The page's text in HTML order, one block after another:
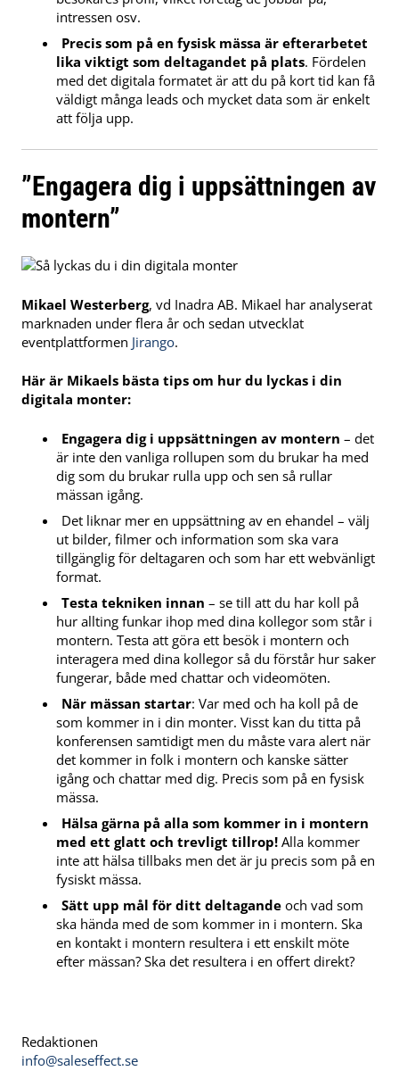
intressen osv.
Precis som på en fysisk mässa är efterarbetet
lika viktigt som deltagandet på plats. Fördelen
med det digitala formatet är att du på kort tid kan få
väldigt många leads och mycket data som är enkelt
att följa upp.
”Engagera dig i uppsättningen av
montern”
Mikael Westerberg, vd Inadra AB. Mikael har analyserat
marknaden under flera år och sedan utvecklat
eventplattformen Jirango.
Här är Mikaels bästa tips om hur du lyckas i din
digitala monter:
Engagera dig i uppsättningen av montern – det
är inte den vanliga rollupen som du brukar ha med
dig som du brukar rulla upp och sen så rullar
mässan igång.
Det liknar mer en uppsättning av en ehandel – välj
ut bilder, filmer och information som ska vara
tillgänglig för deltagaren och som har ett webvänligt
format.
Testa tekniken innan – se till att du har koll på
hur allting funkar ihop med dina kollegor som står i
montern. Testa att göra ett besök i montern och
interagera med dina kollegor så du förstår hur saker
fungerar, både med chattar och videomöten.
När mässan startar: Var med och ha koll på de
som kommer in i din monter. Visst kan du titta på
konferensen samtidigt men du måste vara alert när
det kommer in folk i montern och kanske sätter
igång och chattar med dig. Precis som på en fysisk
mässa.
Hälsa gärna på alla som kommer in i montern
med ett glatt och trevligt tillrop! Alla kommer
inte att hälsa tillbaks men det är ju precis som på en
fysiskt mässa.
Sätt upp mål för ditt deltagande och vad som
ska hända med de som kommer in i montern. Ska
en kontakt i montern resultera i ett enskilt möte
efter mässan? Ska det resultera i en offert direkt?
Redaktionen
info@saleseffect.se